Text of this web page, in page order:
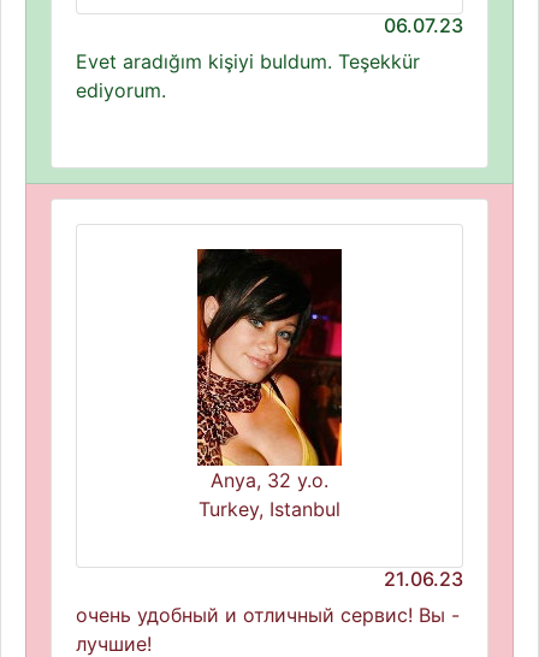
06.07.23
Evet aradığım kişiyi buldum. Teşekkür
ediyorum.
Anya, 32 y.o.
Turkey, Istanbul
21.06.23
очень удобный и отличный сервис! Вы -
лучшие!